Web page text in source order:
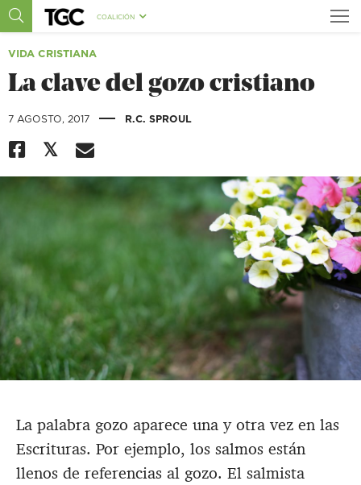
COALICIÓN
VIDA CRISTIANA
La clave del gozo cristiano
7 AGOSTO, 2017 | R.C. SPROUL
La palabra gozo aparece una y otra vez en las
Escrituras. Por ejemplo, los salmos están
llenos de referencias al gozo. El salmista